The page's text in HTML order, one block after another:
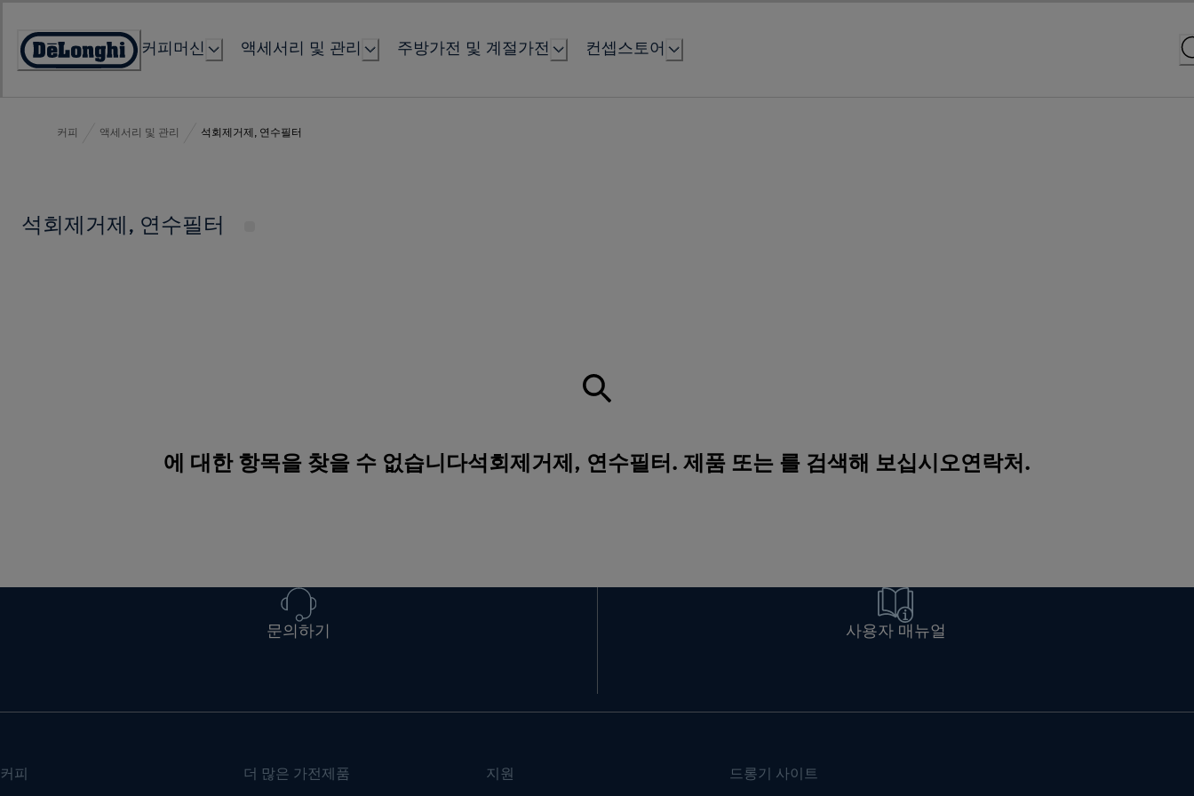
Content
Accessibility
커피머신 액세서리 및 관리 주방가전 및 계절가전 컨셉스토어
커피 액세서리 및 관리 석회제거제, 연수필터
석회제거제, 연수필터
에 대한 항목을 찾을 수 없습니다석회제거제, 연수필터. 제품 또는 를 검색해 보십시오연락처 .
문의하기 사용자 매뉴얼
커피 더 많은 가전제품 지원 드롱기 사이트